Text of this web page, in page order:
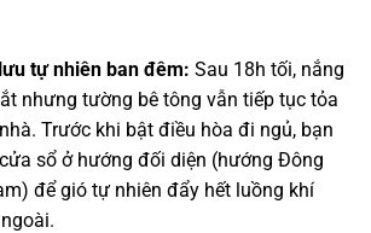
tự nhiên ban đêm: Sau 18h tối, nắng
nhưng tường bê tông vẫn tiếp tục tỏa
Trước khi bật điều hòa đi ngủ, bạn
sổ ở hướng đối diện (hướng Đông
để gió tự nhiên đẩy hết luồng khí